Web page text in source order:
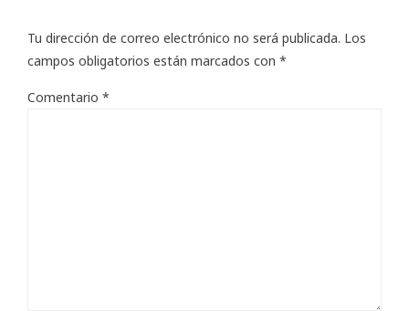
Tu dirección de correo electrónico no será publicada. Los
campos obligatorios están marcados con *
Comentario *